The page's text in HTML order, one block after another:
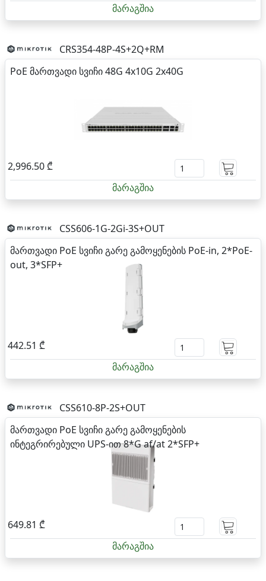
მარაგშია
CRS354-48P-4S+2Q+RM
PoE მართვადი სვიჩი 48G 4x10G 2x40G
2,996.50 ₾
მარაგშია
CSS606-1G-2Gi-3S+OUT
მართვადი PoE სვიჩი გარე გამოყენების PoE-in, 2*PoE-
out, 3*SFP+
442.51 ₾
მარაგშია
CSS610-8P-2S+OUT
მართვადი PoE სვიჩი გარე გამოყენების
ინტეგრირებული UPS-ით 8*G af/at 2*SFP+
649.81 ₾
მარაგშია